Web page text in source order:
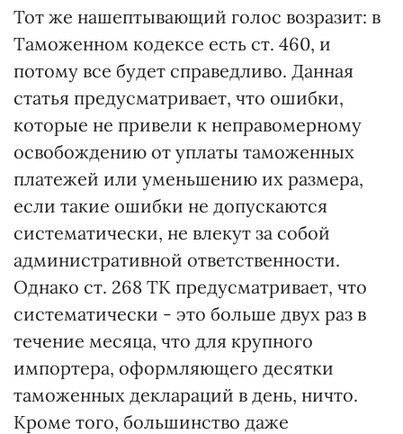
Тот же нашептывающий голос возразит: в
Таможенном кодексе есть ст. 460, и
потому все будет справедливо. Данная
статья предусматривает, что ошибки,
которые не привели к неправомерному
освобождению от уплаты таможенных
платежей или уменьшению их размера,
если такие ошибки не допускаются
систематически, не влекут за собой
административной ответственности.
Однако ст. 268 ТК предусматривает, что
систематически - это больше двух раз в
течение месяца, что для крупного
импортера, оформляющего десятки
таможенных деклараций в день, ничто.
Кроме того, большинство даже